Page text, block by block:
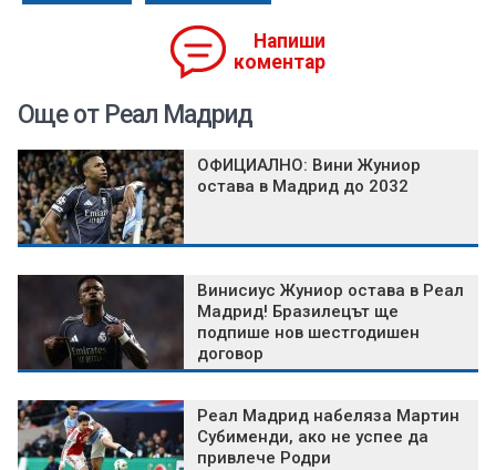
Напиши
коментар
Още от Реал Мадрид
ОФИЦИАЛНО: Вини Жуниор
остава в Мадрид до 2032
Винисиус Жуниор остава в Реал
Мадрид! Бразилецът ще
подпише нов шестгодишен
договор
Реал Мадрид набеляза Мартин
Субименди, ако не успее да
привлече Родри